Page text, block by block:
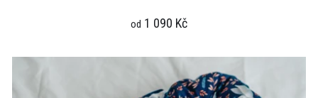
od 1 090 Kč